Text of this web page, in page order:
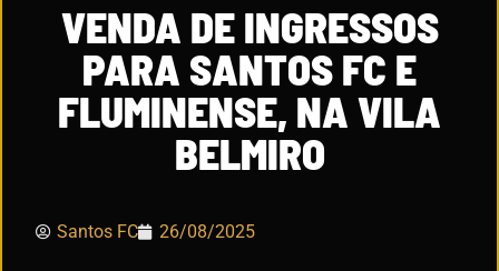
VENDA DE INGRESSOS
PARA SANTOS FC E
FLUMINENSE, NA VILA
BELMIRO
Santos FC 26/08/2025